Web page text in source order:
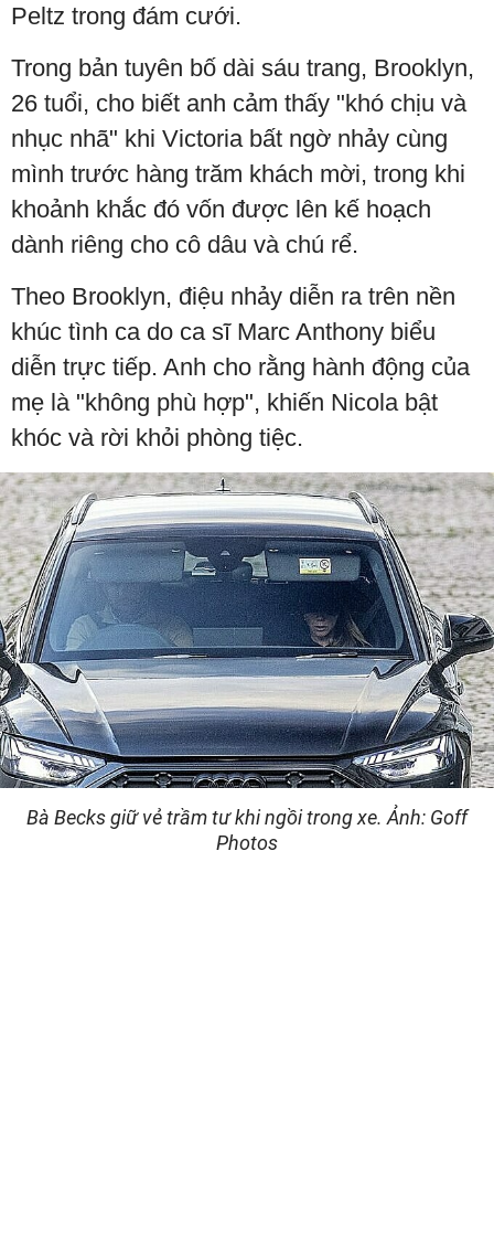
Peltz trong đám cưới.
Trong bản tuyên bố dài sáu trang, Brooklyn,
26 tuổi, cho biết anh cảm thấy "khó chịu và
nhục nhã" khi Victoria bất ngờ nhảy cùng
mình trước hàng trăm khách mời, trong khi
khoảnh khắc đó vốn được lên kế hoạch
dành riêng cho cô dâu và chú rể.
Theo Brooklyn, điệu nhảy diễn ra trên nền
khúc tình ca do ca sĩ Marc Anthony biểu
diễn trực tiếp. Anh cho rằng hành động của
mẹ là "không phù hợp", khiến Nicola bật
khóc và rời khỏi phòng tiệc.
Bà Becks giữ vẻ trầm tư khi ngồi trong xe. Ảnh: Goff
Photos